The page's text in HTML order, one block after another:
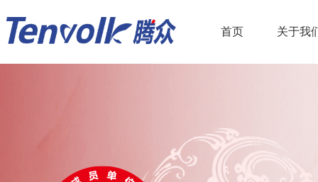
首页 关于我